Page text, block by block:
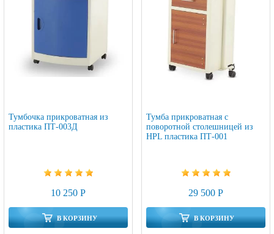
Тумбочка прикроватная из
пластика ПТ-003Д
10 250 Р
В КОРЗИНУ
Тумба прикроватная с
поворотной столешницей из
HPL пластика ПТ-001
29 500 Р
В КОРЗИНУ